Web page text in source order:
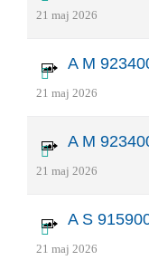
21 maj 2026
A M
21 maj 2026
A M
21 maj 2026
A S
21 maj 2026